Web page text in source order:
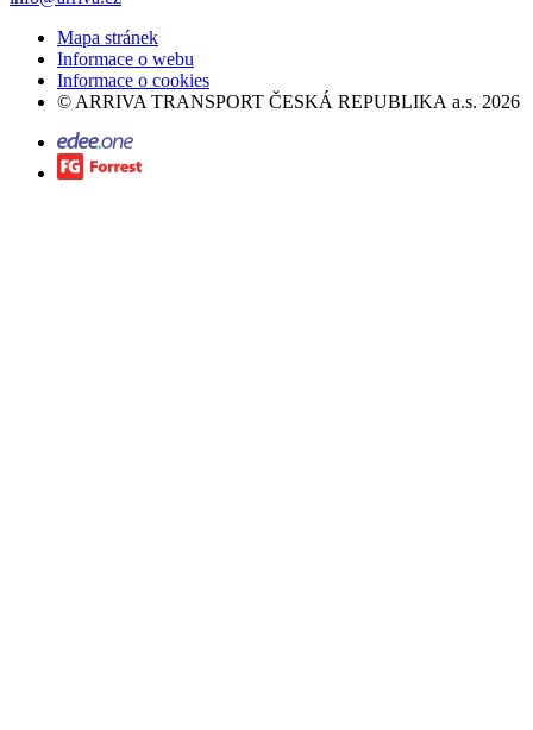
Mapa stránek
Informace o webu
Informace o cookies
© ARRIVA TRANSPORT ČESKÁ REPUBLIKA a.s. 2026